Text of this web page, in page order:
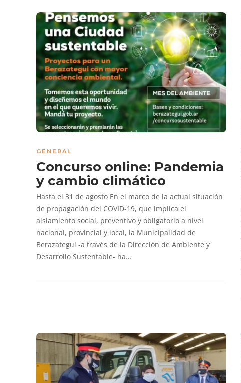
GENERAL
Concurso online: Pandemia
y cambio climático
Hasta el 31 de agosto En el marco de la actual situación
de propagación del COVID-19, que implica el
aislamiento social, preventivo y obligatorio a nivel
nacional, provincial y local, la Municipalidad de
Berazategui -a través de la Dirección de Ambiente y
Desarrollo Sustentable- ha…